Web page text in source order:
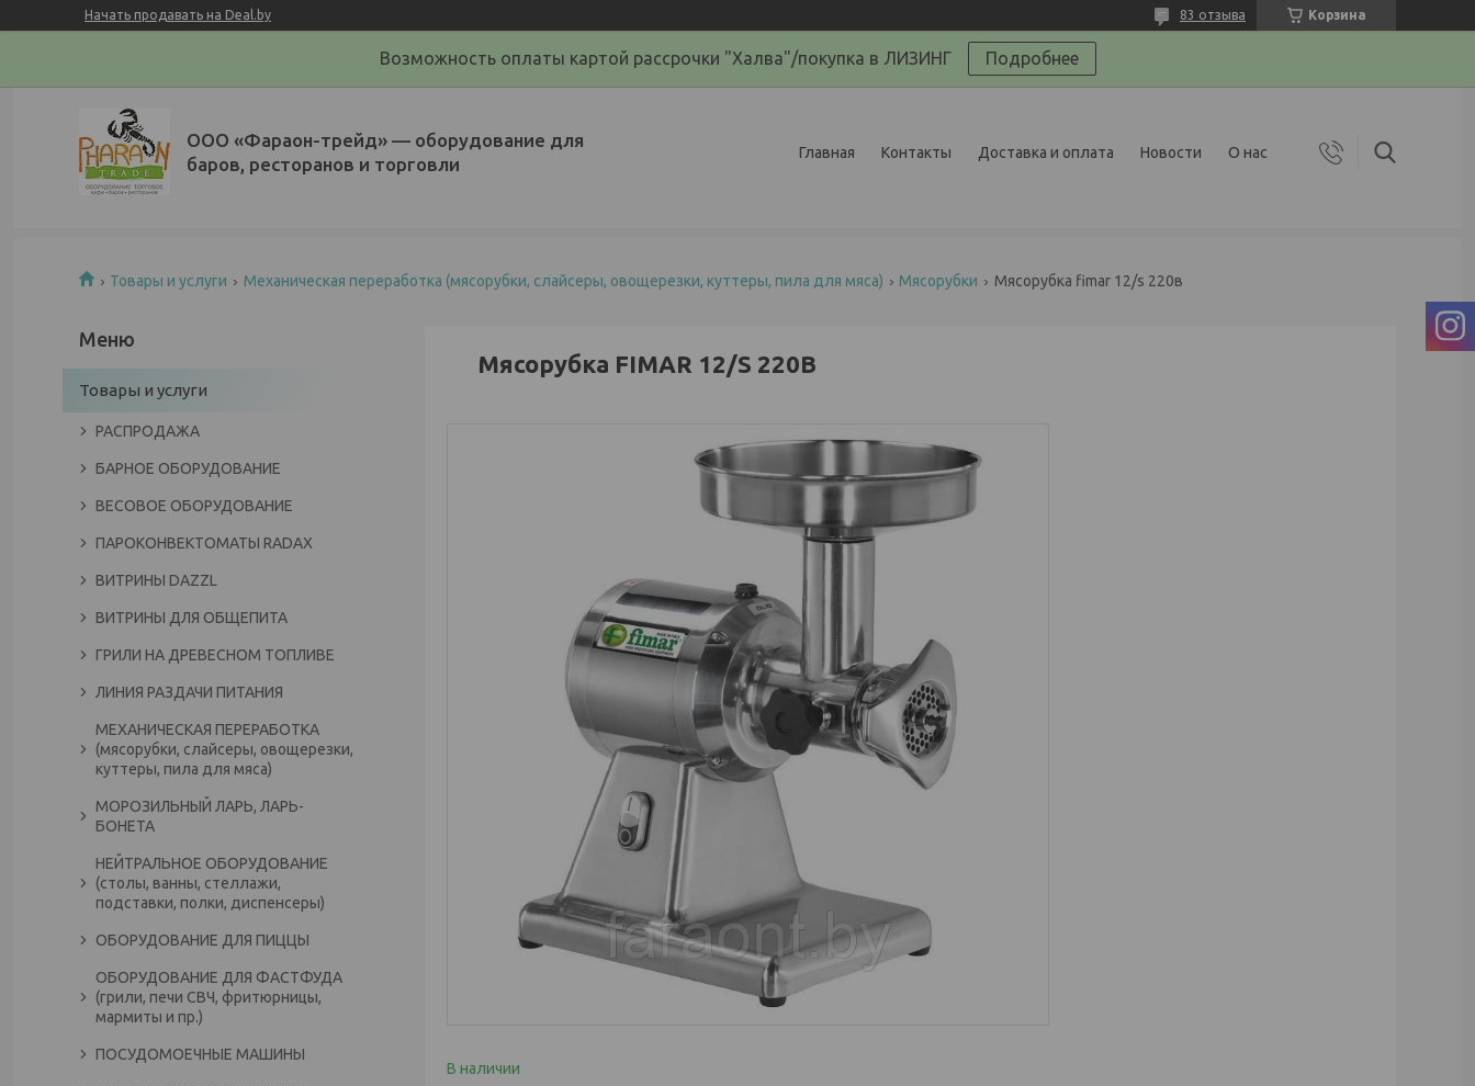
Начать продавать на Deal.by Корзина
83 отзыва
Возможность оплаты картой рассрочки "Халва"/покупка в ЛИЗИНГ Подробнее
ООО «Фараон-трейд»‎ — оборудование для
баров, ресторанов и торговли
Главная Контакты Доставка и оплата Новости О нас
Товары и услуги Механическая переработка (мясорубки, слайсеры, овощерезки, куттеры, пила для мяса) Мясорубки Мясорубка fimar 12/s 220в
Мясорубка FIMAR 12/S 220В
В наличии
Товары и услуги
РАСПРОДАЖА
БАРНОЕ ОБОРУДОВАНИЕ
ВЕСОВОЕ ОБОРУДОВАНИЕ
ПАРОКОНВЕКТОМАТЫ RADAX
ВИТРИНЫ DAZZL
ВИТРИНЫ ДЛЯ ОБЩЕПИТА
ГРИЛИ НА ДРЕВЕСНОМ ТОПЛИВЕ
ЛИНИЯ РАЗДАЧИ ПИТАНИЯ
МЕХАНИЧЕСКАЯ ПЕРЕРАБОТКА
(мясорубки, слайсеры, овощерезки,
куттеры, пила для мяса)
МОРОЗИЛЬНЫЙ ЛАРЬ, ЛАРЬ-
БОНЕТА
НЕЙТРАЛЬНОЕ ОБОРУДОВАНИЕ
(столы, ванны, стеллажи,
подставки, полки, диспенсеры)
ОБОРУДОВАНИЕ ДЛЯ ПИЦЦЫ
ОБОРУДОВАНИЕ ДЛЯ ФАСТФУДА
(грили, печи СВЧ, фритюрницы,
мармиты и пр.)
ПОСУДОМОЕЧНЫЕ МАШИНЫ